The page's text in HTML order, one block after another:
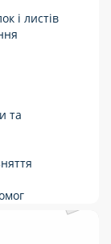
і листів
та